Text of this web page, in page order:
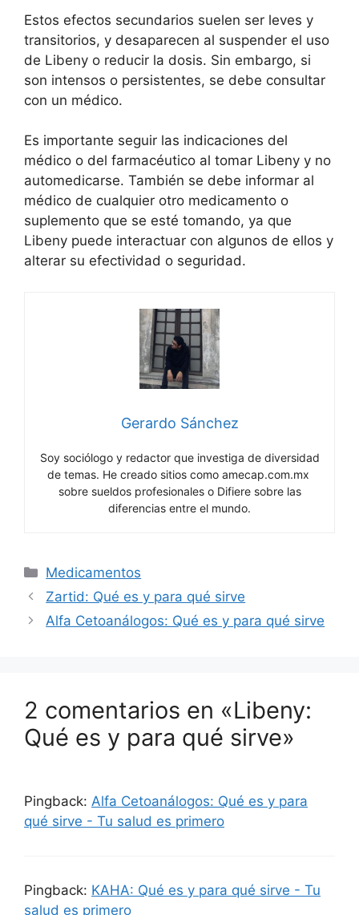
Estos efectos secundarios suelen ser leves y
transitorios, y desaparecen al suspender el uso
de Libeny o reducir la dosis. Sin embargo, si
son intensos o persistentes, se debe consultar
con un médico.
Es importante seguir las indicaciones del
médico o del farmacéutico al tomar Libeny y no
automedicarse. También se debe informar al
médico de cualquier otro medicamento o
suplemento que se esté tomando, ya que
Libeny puede interactuar con algunos de ellos y
alterar su efectividad o seguridad.
Gerardo Sánchez
Soy sociólogo y redactor que investiga de diversidad
de temas. He creado sitios como amecap.com.mx
sobre sueldos profesionales o Difiere sobre las
diferencias entre el mundo.
Categorías
Medicamentos
Zartid: Qué es y para qué sirve
Alfa Cetoanálogos: Qué es y para qué sirve
2 comentarios en «Libeny:
Qué es y para qué sirve»
Pingback: Alfa Cetoanálogos: Qué es y para
qué sirve - Tu salud es primero
Pingback: KAHA: Qué es y para qué sirve - Tu
salud es primero